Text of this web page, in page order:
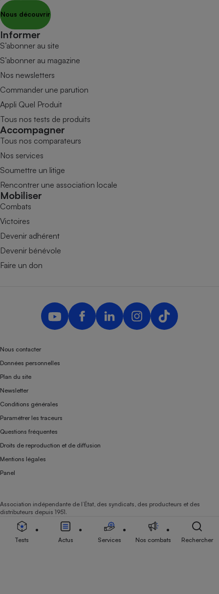
Nous découvrir
Informer
S’abonner au site
S’abonner au magazine
Nos newsletters
Commander une parution
Appli Quel Produit
Tous nos tests de produits
Accompagner
Tous nos comparateurs
Nos services
Soumettre un litige
Rencontrer une association locale
Mobiliser
Combats
Victoires
Devenir adhérent
Devenir bénévole
Faire un don
Nous contacter
Données personnelles
Plan du site
Newsletter
Conditions générales
Paramétrer les traceurs
Questions fréquentes
Droits de reproduction et de diffusion
Mentions légales
Panel
Association indépendante de l’État, des syndicats, des producteurs et des
distributeurs depuis 1951.
Tests Actus Services Nos combats Rechercher